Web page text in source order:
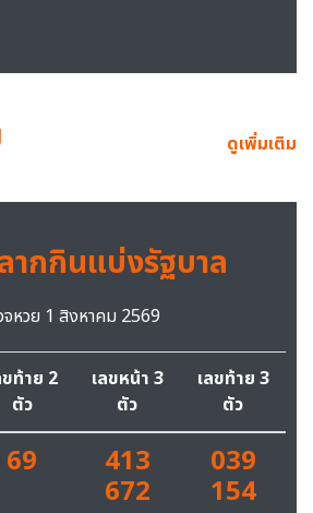
ดูเพิ่มเติม
ากกินแบ่งรัฐบาล
จหวย 1 สิงหาคม 2569
ขท้าย 2
ตัว
เลขหน้า 3
ตัว
เลขท้าย 3
ตัว
69 413
672
039
154